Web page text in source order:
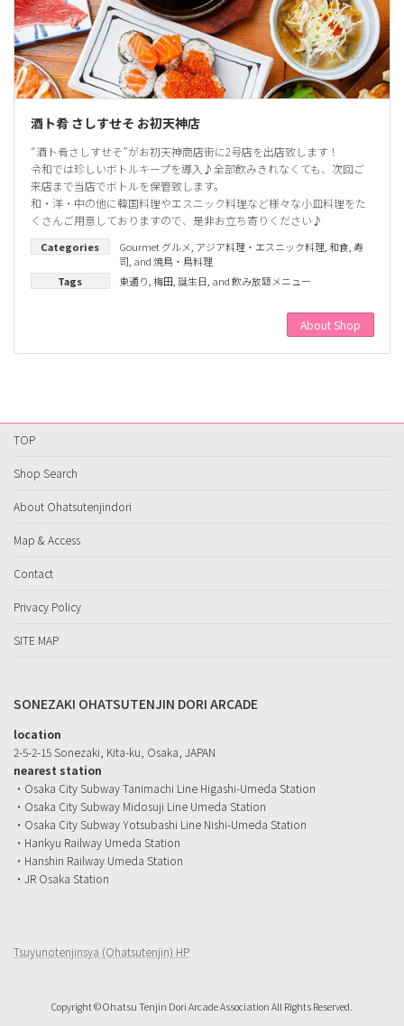
酒ト肴 さしすせそ お初天神店
“酒ト肴さしすせそ”がお初天神商店街に2号店を出店致します！
令和では珍しいボトルキープを導入♪全部飲みきれなくても、次回ご
来店まで当店でボトルを保管致します。
和・洋・中の他に韓国料理やエスニック料理など様々な小皿料理をた
くさんご用意しておりますので、是非お立ち寄りください♪
Categories Gourmet グルメ アジア料理・エスニック料理, 和食 寿
司 , and焼鳥・鳥料理
Tags
東通り,梅田,誕生日, and飲み放題メニュー
About Shop
TOP
Shop Search
About Ohatsutenjindori
Map & Access
Contact
Privacy Policy
SITE MAP
SONEZAKI OHATSUTENJIN DORI ARCADE
location
2-5-2-15 Sonezaki, Kita-ku, Osaka, JAPAN
nearest station
・Osaka City Subway Tanimachi Line Higashi-Umeda Station
・Osaka City Subway Midosuji Line Umeda Station
・Osaka City Subway Yotsubashi Line Nishi-Umeda Station
・Hankyu Railway Umeda Station
・Hanshin Railway Umeda Station
・JR Osaka Station
Tsuyunotenjinsya (Ohatsutenjin) HP
Copyright © Ohatsu Tenjin Dori Arcade Association All Rights Reserved.